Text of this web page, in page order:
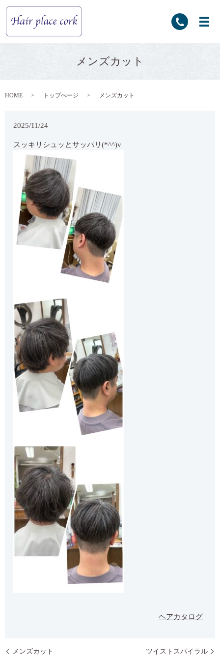
メンズカット
HOME トップぺージ メンズカット
2025/11/24
スッキリシュッとサッパリ(*^^)v
ヘアカタログ
メンズカット ツイストスパイラル